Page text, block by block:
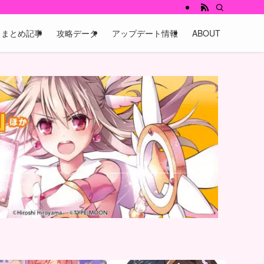
まとめ記事 攻略データ アップデート情報 ABOUT